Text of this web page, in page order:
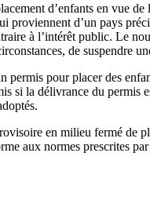
d’enfants en vue
proviennent d’un pays
à l’intérêt public. Le
de suspendre
pour placer des
si la délivrance du permis
en milieu fermé de
aux normes prescrites